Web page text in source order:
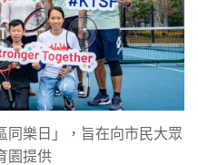
同樂日」，旨在向市民大眾
園提供